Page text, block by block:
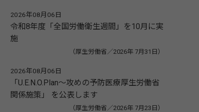
2026年08月06日
令和8年度「全国労働衛生週間」を10月に実
施
（厚生労働省／2026年 7月31日）
2026年08月06日
「U.E.N.O.Plan～攻めの予防医療厚生労働省
関係施策」 を公表します
（厚生労働省／2026年 7月23日）